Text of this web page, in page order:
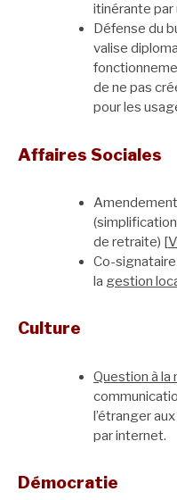
itinérante par
Défense du
valise
de ne pas
pour les
Affaires Sociales
de retraite) [
Co-signataire
la gestion
Culture
Question à la
l’étranger
par internet.
Démocratie